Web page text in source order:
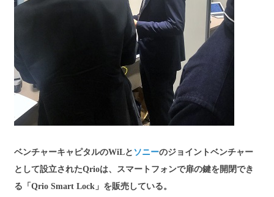
ベンチャーキャピタルのWiLと ソニーのジョイントベンチャー
として設立されたQrioは、スマートフォンで扉の鍵を開閉でき
る「Qrio Smart Lock」を販売している。